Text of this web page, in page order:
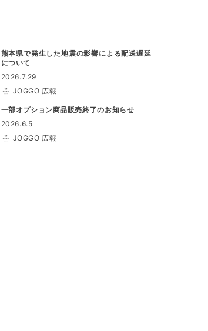
熊本県で発生した地震の影響による配送遅延
について
2026.7.29
JOGGO 広報
一部オプション商品販売終了のお知らせ
2026.6.5
JOGGO 広報